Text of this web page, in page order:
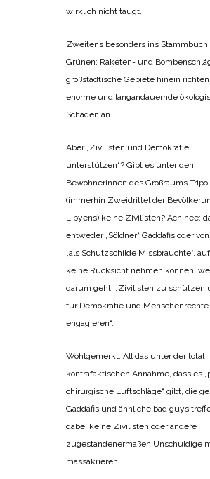
wirklich nicht taugt.
Zweitens besonders ins Stammbuch
Grünen: Raketen- und
großstädtische Gebiete hinein
enorme und langandauernde
Schäden an.
Aber „Zivilisten und Demokratie
unterstützen“? Gibt es unter den
Bewohnerinnen des Großraums
(immerhin Zweidrittel der
Libyens) keine Zivilisten? Ach nee:
entweder „Söldner“ Gaddafis oder
„als Schutzschilde Missbrauchte“,
keine Rücksicht nehmen können,
darum geht, „Zivilisten zu schützen
für Demokratie und
engagieren“.
Wohlgemerkt: All das unter der total
kontrafaktischen Annahme, dass es
chirurgische Luftschläge“ gibt, die
Gaddafis und ähnliche bad guys
dabei keine Zivilisten oder andere
zugestandenermaßen Unschuldige
massakrieren.